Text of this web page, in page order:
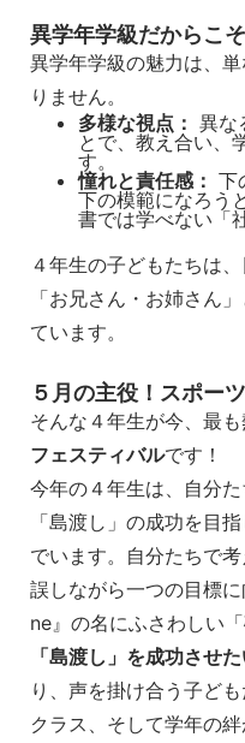
異学年学級だからこ
異学年学級の魅力は、
りません。
多様な視点： 異な
とで、教え合い、
す。
憧れと責任感： 下
下の模範になろう
書では学べない「
４年生の子どもたちは
「お兄さん・お姉さん
ています。
５月の主役！スポー
そんな４年生が今、最
フェスティバルです！
今年の４年生は、自分
「島渡し」の成功を目
でいます。自分たちで
誤しながら一つの目標
ne』の名にふさわしい
「島渡し」を成功させた
り、声を掛け合う子ど
クラス、そして学年の